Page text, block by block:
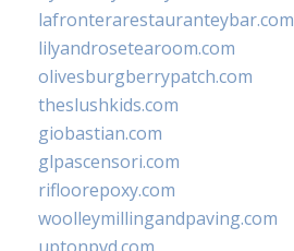
lafronterarestauranteybar.com
lilyandrosetearoom.com
olivesburgberrypatch.com
theslushkids.com
giobastian.com
glpascensori.com
rifloorepoxy.com
woolleymillingandpaving.com